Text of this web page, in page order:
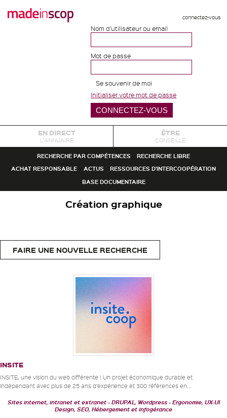
connectez-vous
Nom d'utilisateur ou email
Mot de passe
Se souvenir de moi
Initialiser votre mot de passe
EN DIRECT
L'ANNUAIRE
ÊTRE
CONSEILLÉ
RECHERCHE PAR COMPÉTENCES
RECHERCHE LIBRE
ACHAT RESPONSABLE
ACTUS
RESSOURCES D'INTERCOOPÉRATION
BASE DOCUMENTAIRE
Création graphique
FAIRE UNE NOUVELLE RECHERCHE
INSITE
INSITE, une vision du web différente ! Un projet économique durable et
indépendant avec plus de 25 ans d’expérience et 300 références en...
Sites internet, intranet et extranet DRUPAL, Wordpress
Ergonomie, UX-UI
Design, SEO, Hébergement et infogérance